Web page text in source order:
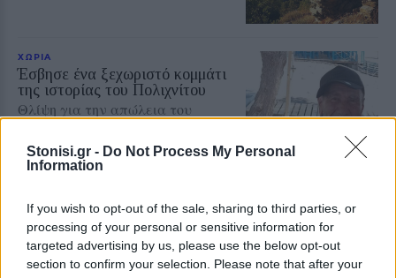
Stonisi.gr - Do Not Process My Personal
Information
If you wish to opt-out of the sale, sharing to third parties, or
processing of your personal or sensitive information for
targeted advertising by us, please use the below opt-out
section to confirm your selection. Please note that after your
ΧΩΡΙΑ
Έσβησε ένα ξεχωριστό κομμάτι
της ιστορίας του Πολιχνίτου
Θλίψη για την απώλεια του
Ελευθέριου Συκά, του ανθρώπου
αναψυκτικά ΚΡΥΣΤΑΛ, την
ευγένεια και τη γενναιοδωρία
ΧΩΡΙΑ
Φωτιά σε ξερά χόρτα έφερε
σύλληψη στη Λέσβο
Παράλληλα, σε βάρος του